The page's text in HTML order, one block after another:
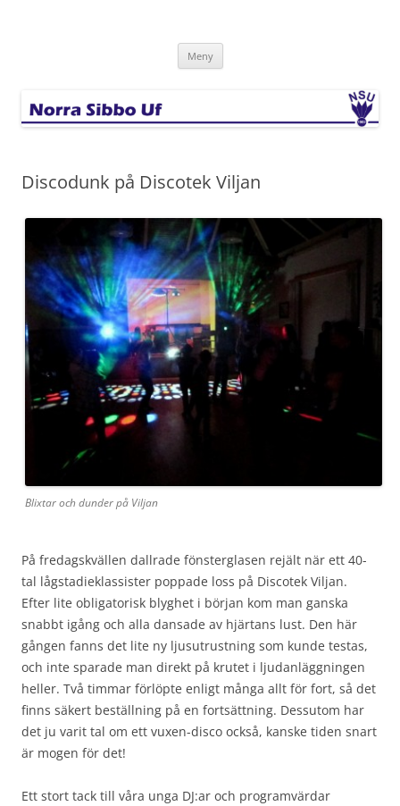
Meny
Discodunk på Discotek Viljan
Blixtar och dunder på Viljan
På fredagskvällen dallrade fönsterglasen rejält när ett 40-
tal lågstadieklassister poppade loss på Discotek Viljan.
Efter lite obligatorisk blyghet i början kom man ganska
snabbt igång och alla dansade av hjärtans lust. Den här
gången fanns det lite ny ljusutrustning som kunde testas,
och inte sparade man direkt på krutet i ljudanläggningen
heller. Två timmar förlöpte enligt många allt för fort, så det
finns säkert beställning på en fortsättning. Dessutom har
det ju varit tal om ett vuxen-disco också, kanske tiden snart
är mogen för det!
Ett stort tack till våra unga DJ:ar och programvärdar